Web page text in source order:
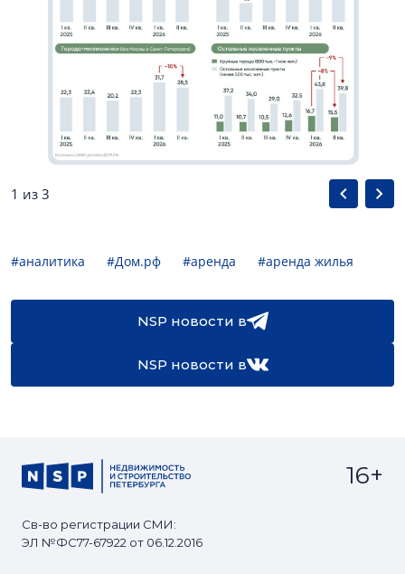
1 из 3
#аналитика #Дом.рф #аренда #аренда жилья
NSP новости в
NSP новости в
Св-во регистрации СМИ:
ЭЛ №ФС77-67922 от 06.12.2016
16+